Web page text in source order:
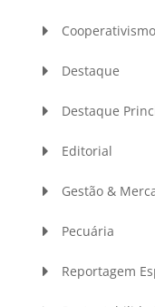
Cooperativismo
Destaque
Destaque
Editorial
Gestão &
Pecuária
Reportagem